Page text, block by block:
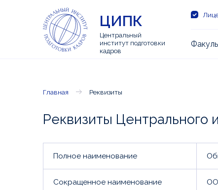
ЦИПК
Центральный
институт подготовки
кадров
Главная Реквизиты
Реквизиты Центрального
Полное наименование
Сокращенное наименование